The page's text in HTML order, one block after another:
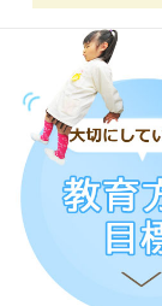
青組さんからは
ありました。
キ見守り、応援
せられた時には
りました。
これからも楽し